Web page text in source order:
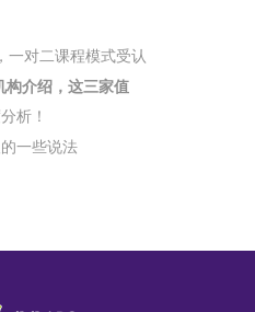
一对二课程模式受认
构介绍，这三家值
析！
一些说法